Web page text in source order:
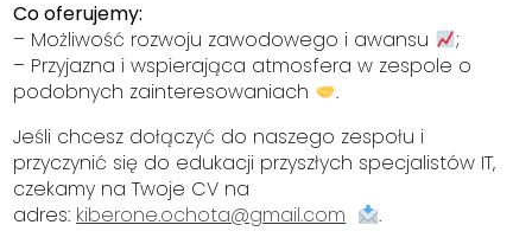
Co oferujemy:
– Możliwość rozwoju zawodowego i awansu
;
– Przyjazna i wspierająca atmosfera w zespole o
podobnych zainteresowaniach
.
Jeśli chcesz dołączyć do naszego zespołu i
przyczynić się do edukacji przyszłych specjalistów IT,
czekamy na Twoje CV na
adres: kiberone.ochota@gmail.com
.